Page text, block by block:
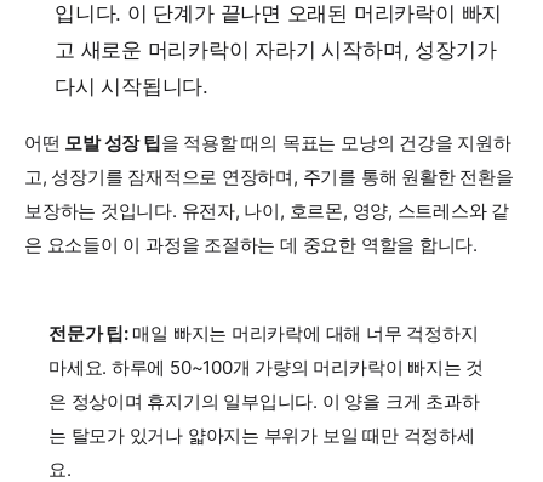
입니다. 이 단계가 끝나면 오래된 머리카락이 빠지
고 새로운 머리카락이 자라기 시작하며, 성장기가
다시 시작됩니다.
어떤 모발 성장 팁을 적용할 때의 목표는 모낭의 건강을 지원하
고, 성장기를 잠재적으로 연장하며, 주기를 통해 원활한 전환을
보장하는 것입니다. 유전자, 나이, 호르몬, 영양, 스트레스와 같
은 요소들이 이 과정을 조절하는 데 중요한 역할을 합니다.
전문가 팁:매일 빠지는 머리카락에 대해 너무 걱정하지
마세요. 하루에 50~100개 가량의 머리카락이 빠지는 것
은 정상이며 휴지기의 일부입니다. 이 양을 크게 초과하
는 탈모가 있거나 얇아지는 부위가 보일 때만 걱정하세
요.